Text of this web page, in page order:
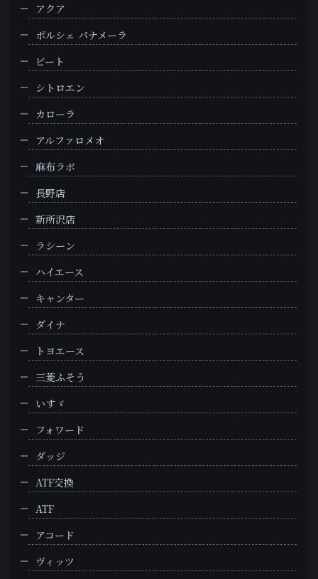
アクア
ポルシェ パナメーラ
ビート
シトロエン
カローラ
アルファロメオ
麻布ラボ
長野店
新所沢店
ラシーン
ハイエース
キャンター
ダイナ
トヨエース
三菱ふそう
いすゞ
フォワード
ダッジ
ATF交換
ATF
アコード
ヴィッツ